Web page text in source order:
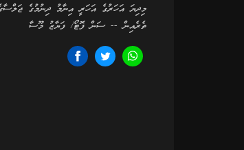
މިދިޔަ އަހަރުގެ އަހަރީ އިނާމު ދިނުމުގެ
ތެރެއިން -- ސަން ފޮޓޯ/ ފަޔާޒު މޫސާ